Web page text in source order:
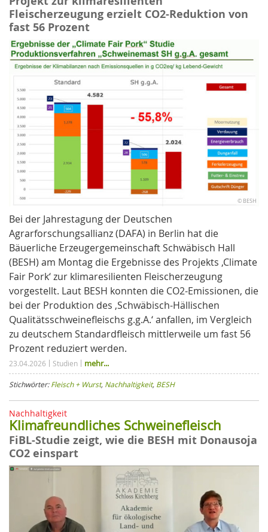
Fleischerzeugung erzielt CO2-Reduktion von
fast 56 Prozent
© BESH
Bei der Jahrestagung der Deutschen
Agrarforschungsallianz (DAFA) in Berlin hat die
Bäuerliche Erzeugergemeinschaft Schwäbisch Hall
(BESH) am Montag die Ergebnisse des Projekts ‚Climate
Fair Pork‘ zur klimaresilienten Fleischerzeugung
vorgestellt. Laut BESH konnten die CO2-Emissionen, die
bei der Produktion des ‚Schwäbisch-Hällischen
Qualitätsschweinefleischs g.g.A.‘ anfallen, im Vergleich
zu deutschem Standardfleisch mittlerweile um fast 56
Prozent reduziert werden.
23.04.2026 Studien mehr...
Stichwörter:Fleisch + Wurst, Nachhaltigkeit, BESH
Nachhaltigkeit
Klimafreundliches Schweinefleisch
FiBL-Studie zeigt, wie die BESH mit Donausoja
CO2 einspart